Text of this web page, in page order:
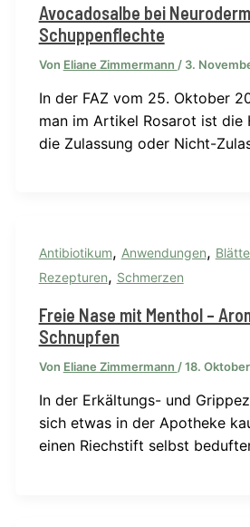
Avocadosalbe bei
Schuppenflechte
Von Eliane Zimmermann / 3.
In der FAZ vom 25. Oktober
man im Artikel Rosarot ist die
die Zulassung oder Nicht-
Antibiotikum, Anwendungen,
Rezepturen, Schmerzen
Freie Nase mit Menthol –
Schnupfen
Von Eliane Zimmermann /18.
In der Erkältungs- und
sich etwas in der Apotheke
einen Riechstift selbst